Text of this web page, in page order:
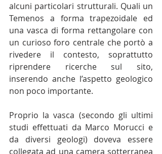
alcuni particolari strutturali. Quali un
Temenos a forma trapezoidale ed
una vasca di forma rettangolare con
un curioso foro centrale che portò a
rivedere il contesto, soprattutto
riprendere ricerche sul sito,
inserendo anche l’aspetto geologico
non poco importante.
Proprio la vasca (secondo gli ultimi
studi effettuati da Marco Morucci e
da diversi geologi) doveva essere
collegata ad una camera sotterranea